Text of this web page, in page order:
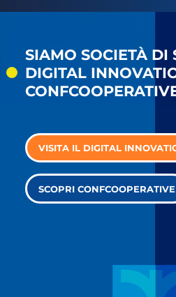
SIAMO SOCIETÀ DI
DIGITAL
VISITA IL DIGITAL
SCOPRI CONFCOOPERATIVE